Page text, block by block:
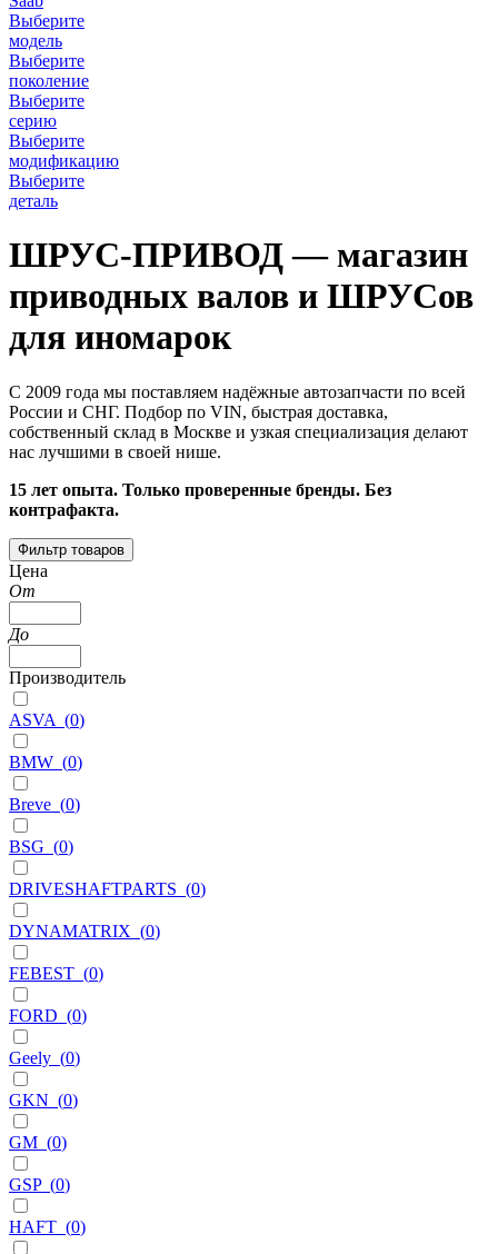
Выберите
модель
Выберите
поколение
Выберите
серию
Выберите
модификацию
Выберите
деталь
ШРУС-ПРИВОД — магазин
приводных валов и ШРУСов
для иномарок
С 2009 года мы поставляем надёжные автозапчасти по всей
России и СНГ. Подбор по VIN, быстрая доставка,
собственный склад в Москве и узкая специализация делают
нас лучшими в своей нише.
15 лет опыта. Только проверенные бренды. Без
контрафакта.
Фильтр товаров
Цена
От
До
Производитель
ASVA (0)
BMW (0)
Breve (0)
BSG (0)
DRIVESHAFTPARTS (0)
DYNAMATRIX (0)
FEBEST (0)
FORD (0)
Geely (0)
GKN (0)
GM (0)
GSP (0)
HAFT (0)